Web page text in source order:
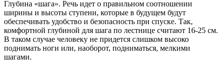
Глубина «шага». Речь идет о правильном соотношении
ширины и высоты ступени, которые в будущем будут
обеспечивать удобство и безопасность при спуске. Так,
комфортной глубиной для шага по лестнице считают 16-25 см.
В таком случае человеку не придется слишком высоко
поднимать ноги или, наоборот, подниматься, мелкими
шагами.